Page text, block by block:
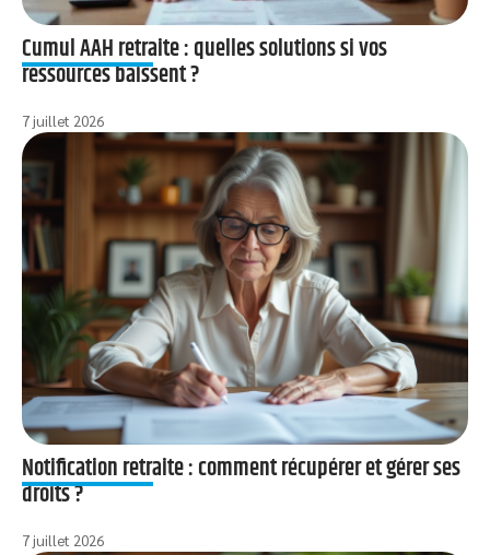
Cumul AAH retraite : quelles solutions si vos
ressources baissent ?
7 juillet 2026
Notification retraite : comment récupérer et gérer ses
droits ?
7 juillet 2026